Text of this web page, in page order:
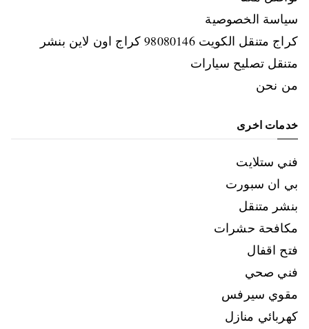
سياسة الخصوصية
كراج متنقل الكويت 98080146‬ كراج اون لاين بنشر
متنقل تصليح سيارات
من نحن
خدمات اخرى
فني ستلايت
بي ان سبورت
بنشر متنقل
مكافحة حشرات
فتح اقفال
فني صحي
مقوي سيرفس
كهربائي منازل